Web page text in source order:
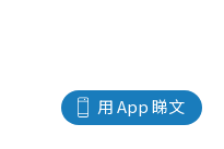
用 App 睇文